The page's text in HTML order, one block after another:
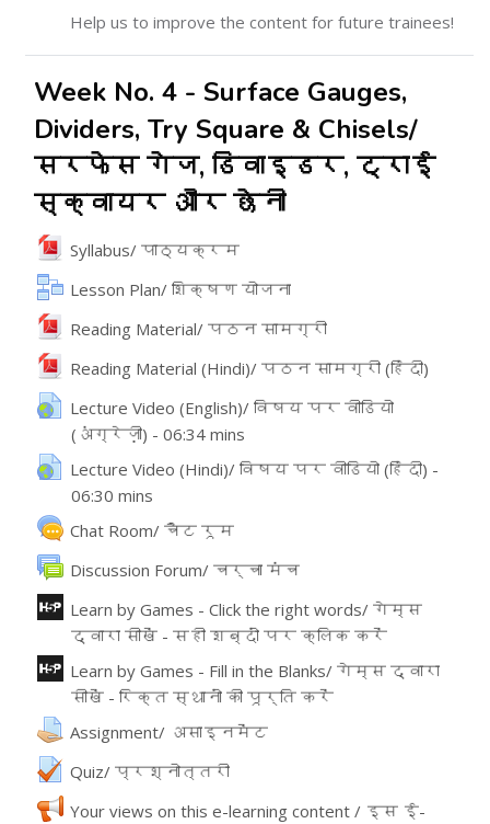
Help us to improve the content for future trainees!
Week No. 4 - Surface Gauges,
Dividers, Try Square & Chisels/
सरफेस गेज, डिवाइडर, ट्राई
स्क्वायर और छेनी
Syllabus/ पाठ्यक्रम
File
Lesson Plan/ शिक्षण योजना
Reading Material/ पठन सामग्री
File
Reading Material (Hindi)/ पठन सामग्री (हिंदी)
File
Lecture Video (English)/ विषय पर वीडियो
(अंग्रेज़ी) - 06:34 mins
URL
Lecture Video (Hindi)/ विषय पर वीडियो (हिंदी) -
06:30 mins
URL
Chat Room/ चैट रूम
Discussion Forum/ चर्चा मंच
వేదిక
Learn by Games - Click the right words/ गेम्स
द्वारा सीखें - सही शब्दों पर क्लिक करेंఇంటరాక్టివ్ కంటెంట్
Learn by Games - Fill in the Blanks/ गेम्स द्वारा
सीखें - रिक्त स्थानों की पूर्ति करेंఇంటరాక్టివ్ కంటెంట్
Assignment/ असाइनमेंट
అసైన్మెంట్
Quiz/ प्रश्नोत्तरी
Your views on this e-learning content / इस ई-